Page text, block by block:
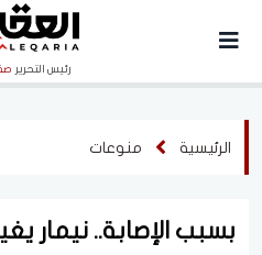
رئيس التحرير
الرئيسية منوعات
بسبب الإصابة.. نيمار